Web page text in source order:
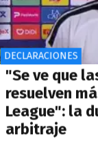
DECLARACIONES
"Se ve que
resuelven
League": la
arbitraje